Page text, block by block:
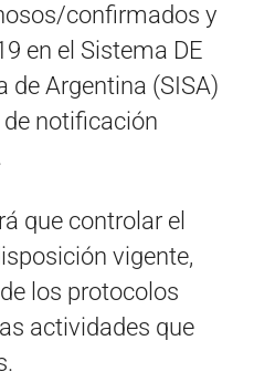
confirmados y
en el Sistema DE
de Argentina (SISA)
de notificación
que controlar el
vigente,
los protocolos
actividades que